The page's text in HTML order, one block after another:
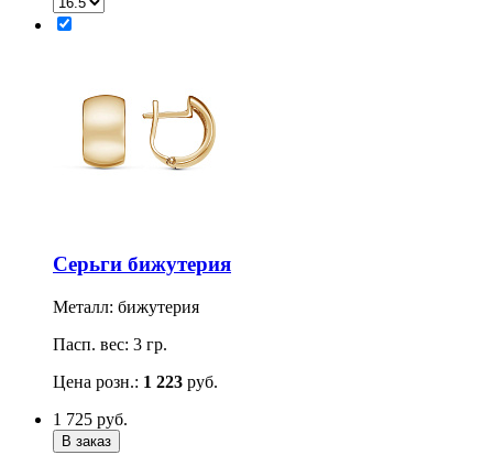
Серьги бижутерия
Металл: бижутерия
Пасп. вес: 3 гр.
Цена розн.: 1 223 руб.
1 725 руб.